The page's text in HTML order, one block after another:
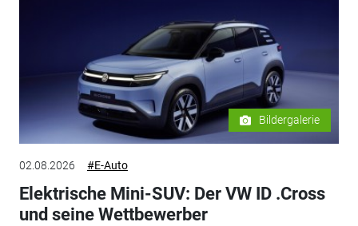
Bildergalerie
02.08.2026 #E-Auto
Elektrische Mini-SUV: Der VW ID .Cross
und seine Wettbewerber